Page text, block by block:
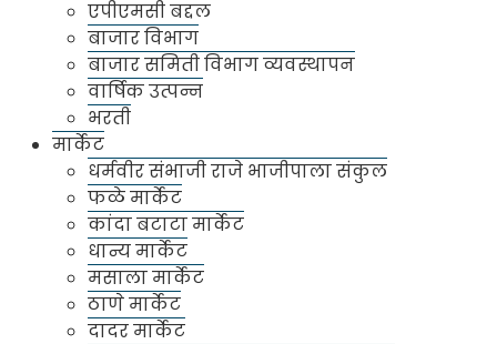
एपीएमसी बद्दल
बाजार विभाग
बाजार समिती विभाग व्यवस्थापन
वार्षिक उत्पन्न
भरती
मार्केट
धर्मवीर संभाजी राजे भाजीपाला संकुल
फळे मार्केट
कांदा बटाटा मार्केट
धान्य मार्केट
मसाला मार्केट
ठाणे मार्केट
दादर मार्केट
बाजार समितीची बाजार आवारातील साफसफाई, स्वच्छता
गृहांची स्वच्छता व घनकचरा व्यवस्थापनासाठी १ वैद्यकीय
अधिकारा-धनकचरा, स्वच्छता अधिकारी, स्वच्छता
निरीक्षक व कर्मचा-यांच्या मदतीने सदर विभागाचे
कामकाज पाहिले जाते.